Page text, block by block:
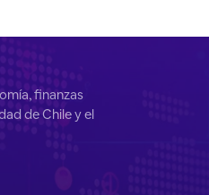
finanzas
de Chile y el